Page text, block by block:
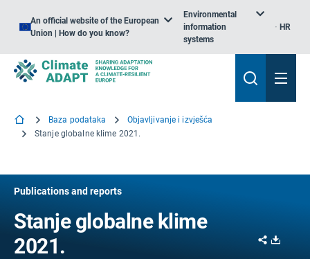
An official website of the European
Union | How do you know?
Environmental
information
systems
HR
Baza podataka
Objavljivanje i izvješća
Stanje globalne klime 2021.
Publications and reports
Stanje globalne klime
2021.
Share